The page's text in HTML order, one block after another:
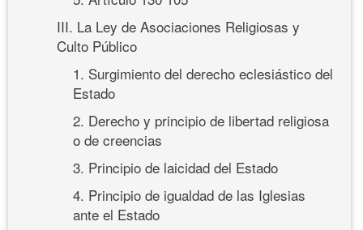
III. La Ley de Asociaciones Religiosas y
Culto Público
1. Surgimiento del derecho eclesiástico del
Estado
2. Derecho y principio de libertad religiosa
o de creencias
3. Principio de laicidad del Estado
4. Principio de igualdad de las Iglesias
ante el Estado